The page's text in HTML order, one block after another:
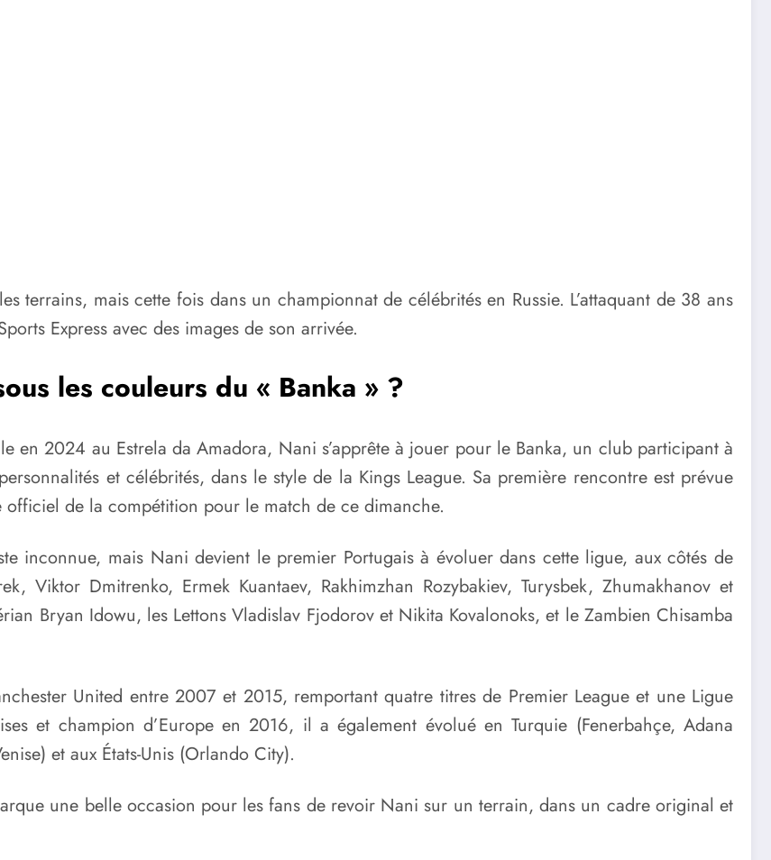
terrains, mais cette fois dans un championnat de célébrités en Russie. L’attaquant de 38 ans
Express avec des images de son arrivée.
les couleurs du « Banka » ?
en 2024 au Estrela da Amadora, Nani s’apprête à jouer pour le Banka, un club participant à
et célébrités, dans le style de la Kings League. Sa première rencontre est prévue
de la compétition pour le match de ce dimanche.
inconnue, mais Nani devient le premier Portugais à évoluer dans cette ligue, aux côtés de
Viktor Dmitrenko, Ermek Kuantaev, Rakhimzhan Rozybakiev, Turysbek, Zhumakhanov et
Bryan Idowu, les Lettons Vladislav Fjodorov et Nikita Kovalonoks, et le Zambien Chisamba
United entre 2007 et 2015, remportant quatre titres de Premier League et une Ligue
et champion d’Europe en 2016, il a également évolué en Turquie (Fenerbahçe, Adana
et aux États-Unis (Orlando City).
une belle occasion pour les fans de revoir Nani sur un terrain, dans un cadre original et